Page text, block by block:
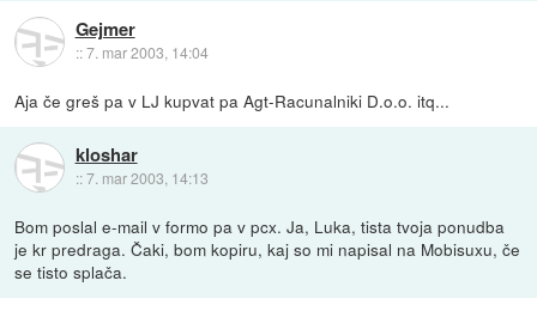
Gejmer
::7. mar 2003, 14:04
Aja če greš pa v LJ kupvat pa Agt-Racunalniki D.o.o. itq...
kloshar
::7. mar 2003, 14:13
Bom poslal e-mail v formo pa v pcx. Ja, Luka, tista tvoja ponudba
je kr predraga. Čaki, bom kopiru, kaj so mi napisal na Mobisuxu, če
se tisto splača.